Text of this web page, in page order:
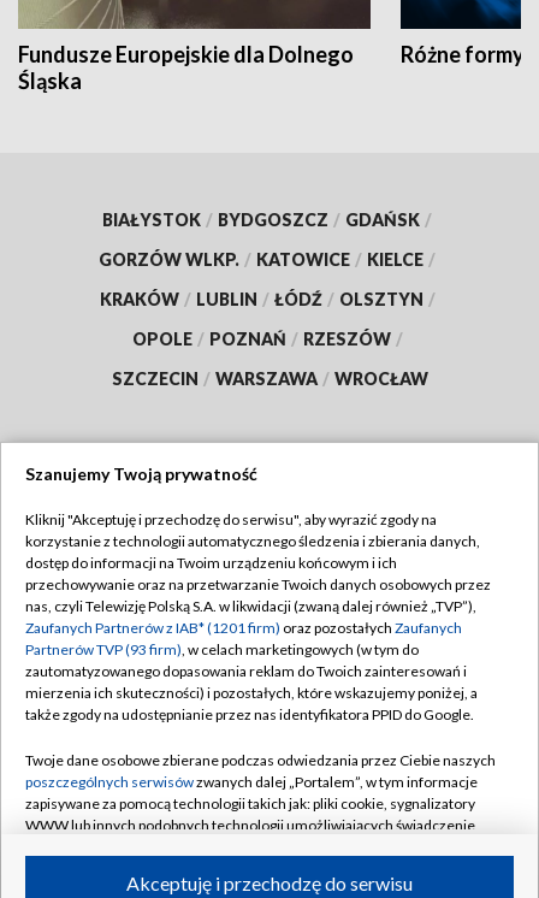
Fundusze Europejskie dla Dolnego
Śląska
Różne formy
BIAŁYSTOK / BYDGOSZCZ / GDAŃSK /
GORZÓW WLKP. / KATOWICE / KIELCE /
KRAKÓW / LUBLIN / ŁÓDŹ / OLSZTYN /
OPOLE / POZNAŃ / RZESZÓW /
SZCZECIN / WARSZAWA / WROCŁAW
TVP
Abonament TVP
Emisja w TVP
Centrum informacji TVP
Naziemna Telewizja Cyfrowa
Rada Programowa
System NOS
Informacje o nadawcy
Regulamin TVP
Polityka prywatności
Moje zgody
Pomoc
Kontakt
Kanały
Szanujemy Twoją prywatność
Kliknij "Akceptuję i przechodzę do serwisu", aby wyrazić zgody na
korzystanie z technologii automatycznego śledzenia i zbierania danych,
dostęp do informacji na Twoim urządzeniu końcowym i ich
przechowywanie oraz na przetwarzanie Twoich danych osobowych przez
nas, czyli Telewizję Polską S.A. w likwidacji (zwaną dalej również „TVP”),
Zaufanych Partnerów z IAB* (1201 firm) oraz pozostałych Zaufanych
Partnerów TVP (93 firm), w celach marketingowych (w tym do
zautomatyzowanego dopasowania reklam do Twoich zainteresowań i
mierzenia ich skuteczności) i pozostałych, które wskazujemy poniżej, a
także zgody na udostępnianie przez nas identyfikatora PPID do Google.
Twoje dane osobowe zbierane podczas odwiedzania przez Ciebie naszych
poszczególnych serwisówzwanych dalej „Portalem”, w tym informacje
zapisywane za pomocą technologii takich jak: pliki cookie, sygnalizatory
WWW lub innych podobnych technologii umożliwiających świadczenie
ruchu w Internecie.Akceptuję i przechodzę do serwisu